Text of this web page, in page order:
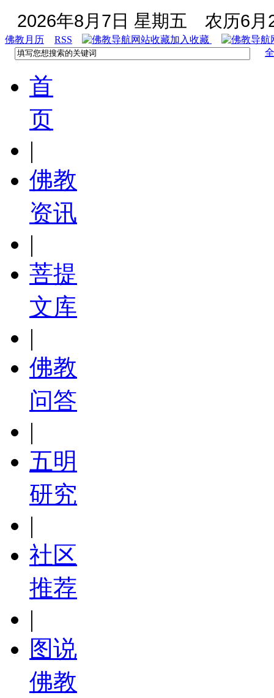
2026年8月7日 星期五 农历6月
佛教月历 RSS
加入收藏
首
页
|
佛教
资讯
|
菩提
文库
|
佛教
问答
|
五明
研究
|
社区
推荐
|
图说
佛教